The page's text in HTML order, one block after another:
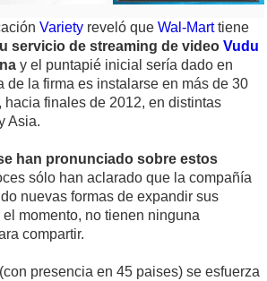
Variety reveló que Wal-Marttiene
servicio de streaming de video Vudu
y el puntapié inicial sería dado en
de la firma es instalarse en más de 30
hacia finales de 2012, en distintas
Asia.
han pronunciado sobre estos
sólo han aclarado que la compañía
nuevas formas de expandir sus
momento, no tienen ninguna
compartir.
(con presencia en 45 paises) se esfuerza